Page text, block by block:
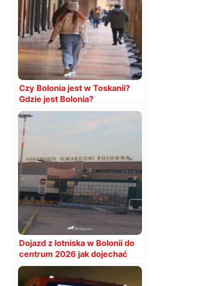
Czy Bolonia jest w Toskanii?
Gdzie jest Bolonia?
Dojazd z lotniska w Bolonii do
centrum 2026 jak dojechać